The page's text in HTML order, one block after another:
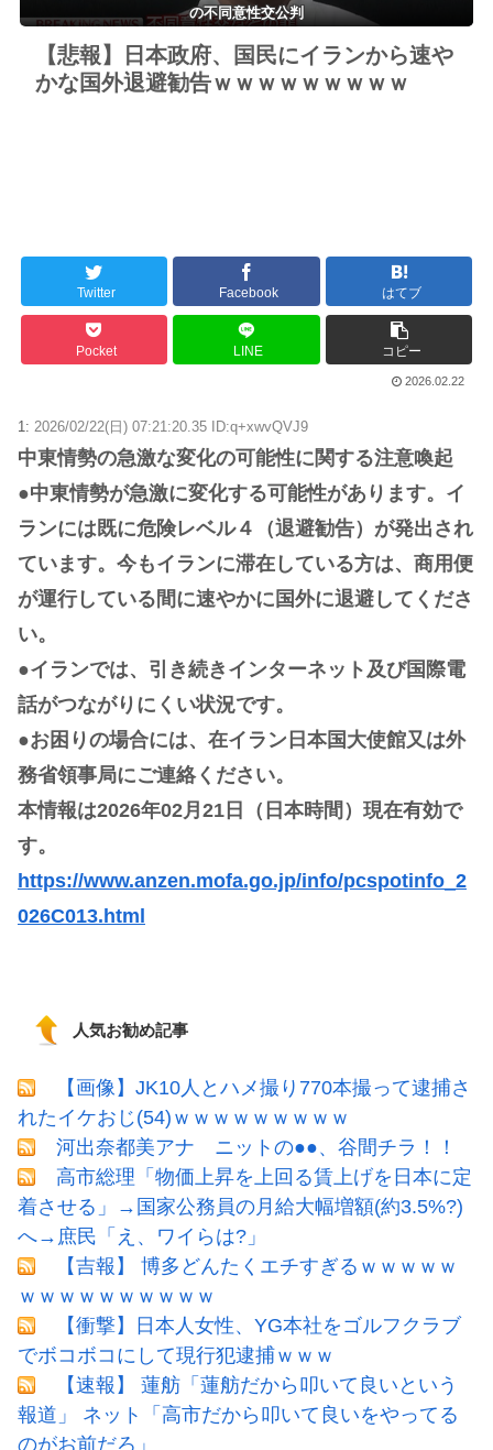
の不同意性交公判
【悲報】日本政府、国民にイランから速や
かな国外退避勧告ｗｗｗｗｗｗｗｗｗ
Twitter Facebook はてブ
Pocket LINE コピー
2026.02.22
1: 2026/02/22(日) 07:21:20.35 ID:q+xwvQVJ9
中東情勢の急激な変化の可能性に関する注意喚起
●中東情勢が急激に変化する可能性があります。イ
ランには既に危険レベル４（退避勧告）が発出され
ています。今もイランに滞在している方は、商用便
が運行している間に速やかに国外に退避してくださ
い。
●イランでは、引き続きインターネット及び国際電
話がつながりにくい状況です。
●お困りの場合には、在イラン日本国大使館又は外
務省領事局にご連絡ください。
本情報は2026年02月21日（日本時間）現在有効で
す。
https://www.anzen.mofa.go.jp/info/pcspotinfo_2
026C013.html
人気お勧め記事
【画像】JK10人とハメ撮り770本撮って逮捕さ
れたイケおじ(54)ｗｗｗｗｗｗｗｗｗ
河出奈都美アナ ニットの●●、谷間チラ！！
高市総理「物価上昇を上回る賃上げを日本に定
着させる」→国家公務員の月給大幅増額(約3.5%?)
へ→庶民「え、ワイらは?」
【吉報】 博多どんたくエチすぎるｗｗｗｗｗ
ｗｗｗｗｗｗｗｗｗｗ
【衝撃】日本人女性、YG本社をゴルフクラブ
でボコボコにして現行犯逮捕ｗｗｗ
【速報】 蓮舫「蓮舫だから叩いて良いという
報道」 ネット「高市だから叩いて良いをやってる
のがお前だろ」